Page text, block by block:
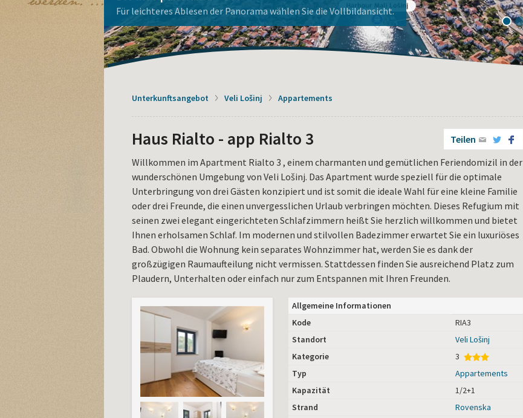
genießen.
La Dolce Vita Haus
Apoxyomenos auf Lošinj
Mieten Sie ein Boot
Aquapark Čikat - Buchen Sie hier!
Wohnungen auf der Insel Lošinj!
1
Unterkunftsangebot Veli Lošinj Appartements
Haus Rialto - app Rialto 3
Teilen
Willkommen im Apartment Rialto 3 , einem charmanten und gemütlichen Feriendomizil in der
wunderschönen Umgebung von Veli Lošinj. Das Apartment wurde speziell für die optimale
Unterbringung von drei Gästen konzipiert und ist somit die ideale Wahl für eine kleine Familie
oder drei Freunde, die einen unvergesslichen Urlaub verbringen möchten. Dieses Refugium mit
seinen zwei elegant eingerichteten Schlafzimmern heißt Sie herzlich willkommen und bietet
Ihnen erholsamen Schlaf. Im modernen und stilvollen Badezimmer erwartet Sie ein luxuriöses
Bad. Obwohl die Wohnung kein separates Wohnzimmer hat, werden Sie es dank der
großzügigen Raumaufteilung nicht vermissen. Stattdessen finden Sie ausreichend Platz zum
Plaudern, Unterhalten oder einfach nur zum Entspannen mit Ihren Freunden.
Allgemeine Informationen
Kode
RIA3
Standort
Veli Lošinj
Kategorie
3
Typ
Appartements
Kapazität
1/2+1
Strand
Rovenska